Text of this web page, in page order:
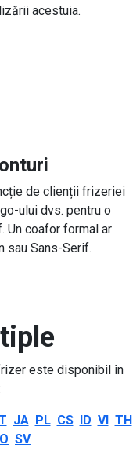
acestuia.
de clienții frizeriei
ului dvs. pentru o
Un coafor formal ar
sau Sans-Serif.
este disponibil în
JA PL CS ID VI TH
SV